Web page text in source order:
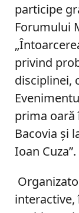
participe
Forumului
privind
disciplinei,
prima oară
Bacovia şi
Ioan Cuza”.
interactive,